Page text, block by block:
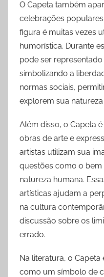
O Capeta também
celebrações
figura é muitas vezes
humorística. Durante
pode ser
simbolizando a
normas sociais,
explorem sua
Além disso, o Capeta
obras de arte e
artistas utilizam sua
questões como o bem
natureza humana.
artísticas ajudam a
na cultura
discussão sobre os
errado.
Na literatura, o
como um símbolo de